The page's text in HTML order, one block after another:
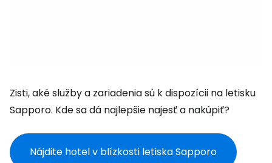
Zisti, aké služby a zariadenia sú k dispozícii na letisku
Sapporo. Kde sa dá najlepšie najesť a nakúpiť?
Nájdite hotel v blízkosti letiska Sapporo